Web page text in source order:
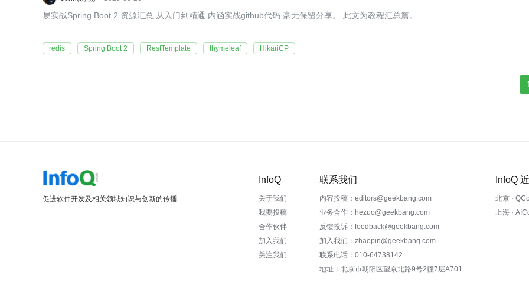
易实战Spring Boot 2 资源汇总 从入门到精通 内涵实战github代码 毫无保留分享。 此文为教程汇总篇。
redis Spring Boot 2 RestTemplate thymeleaf HikariCP
促进软件开发及相关领域知识与创新的传播
InfoQ
关于我们
我要投稿
合作伙伴
加入我们
关注我们
联系我们
内容投稿：editors@geekbang.com
业务合作：hezuo@geekbang.com
反馈投诉：feedback@geekbang.com
加入我们：zhaopin@geekbang.com
联系电话：010-64738142
地址：北京市朝阳区望京北路9号2幢7层A701
InfoQ
北京 ·
上海 ·